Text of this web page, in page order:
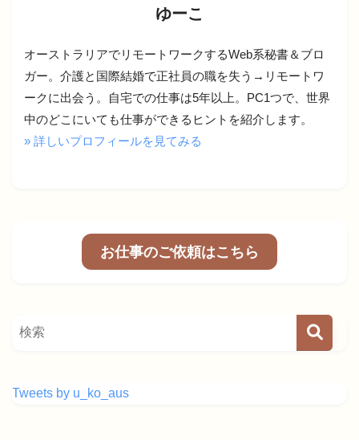
ゆーこ
オーストラリアでリモートワークするWeb系秘書＆ブロ
ガー。介護と国際結婚で正社員の職を失う→リモートワ
ークに出会う。自宅での仕事は5年以上。PC1つで、世界
中のどこにいても仕事ができるヒントを紹介します。
» 詳しいプロフィールを見てみる
お仕事のご依頼はこちら
Tweets by u_ko_aus